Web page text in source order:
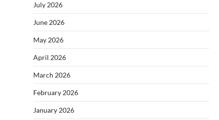
July 2026
June 2026
May 2026
April 2026
March 2026
February 2026
January 2026